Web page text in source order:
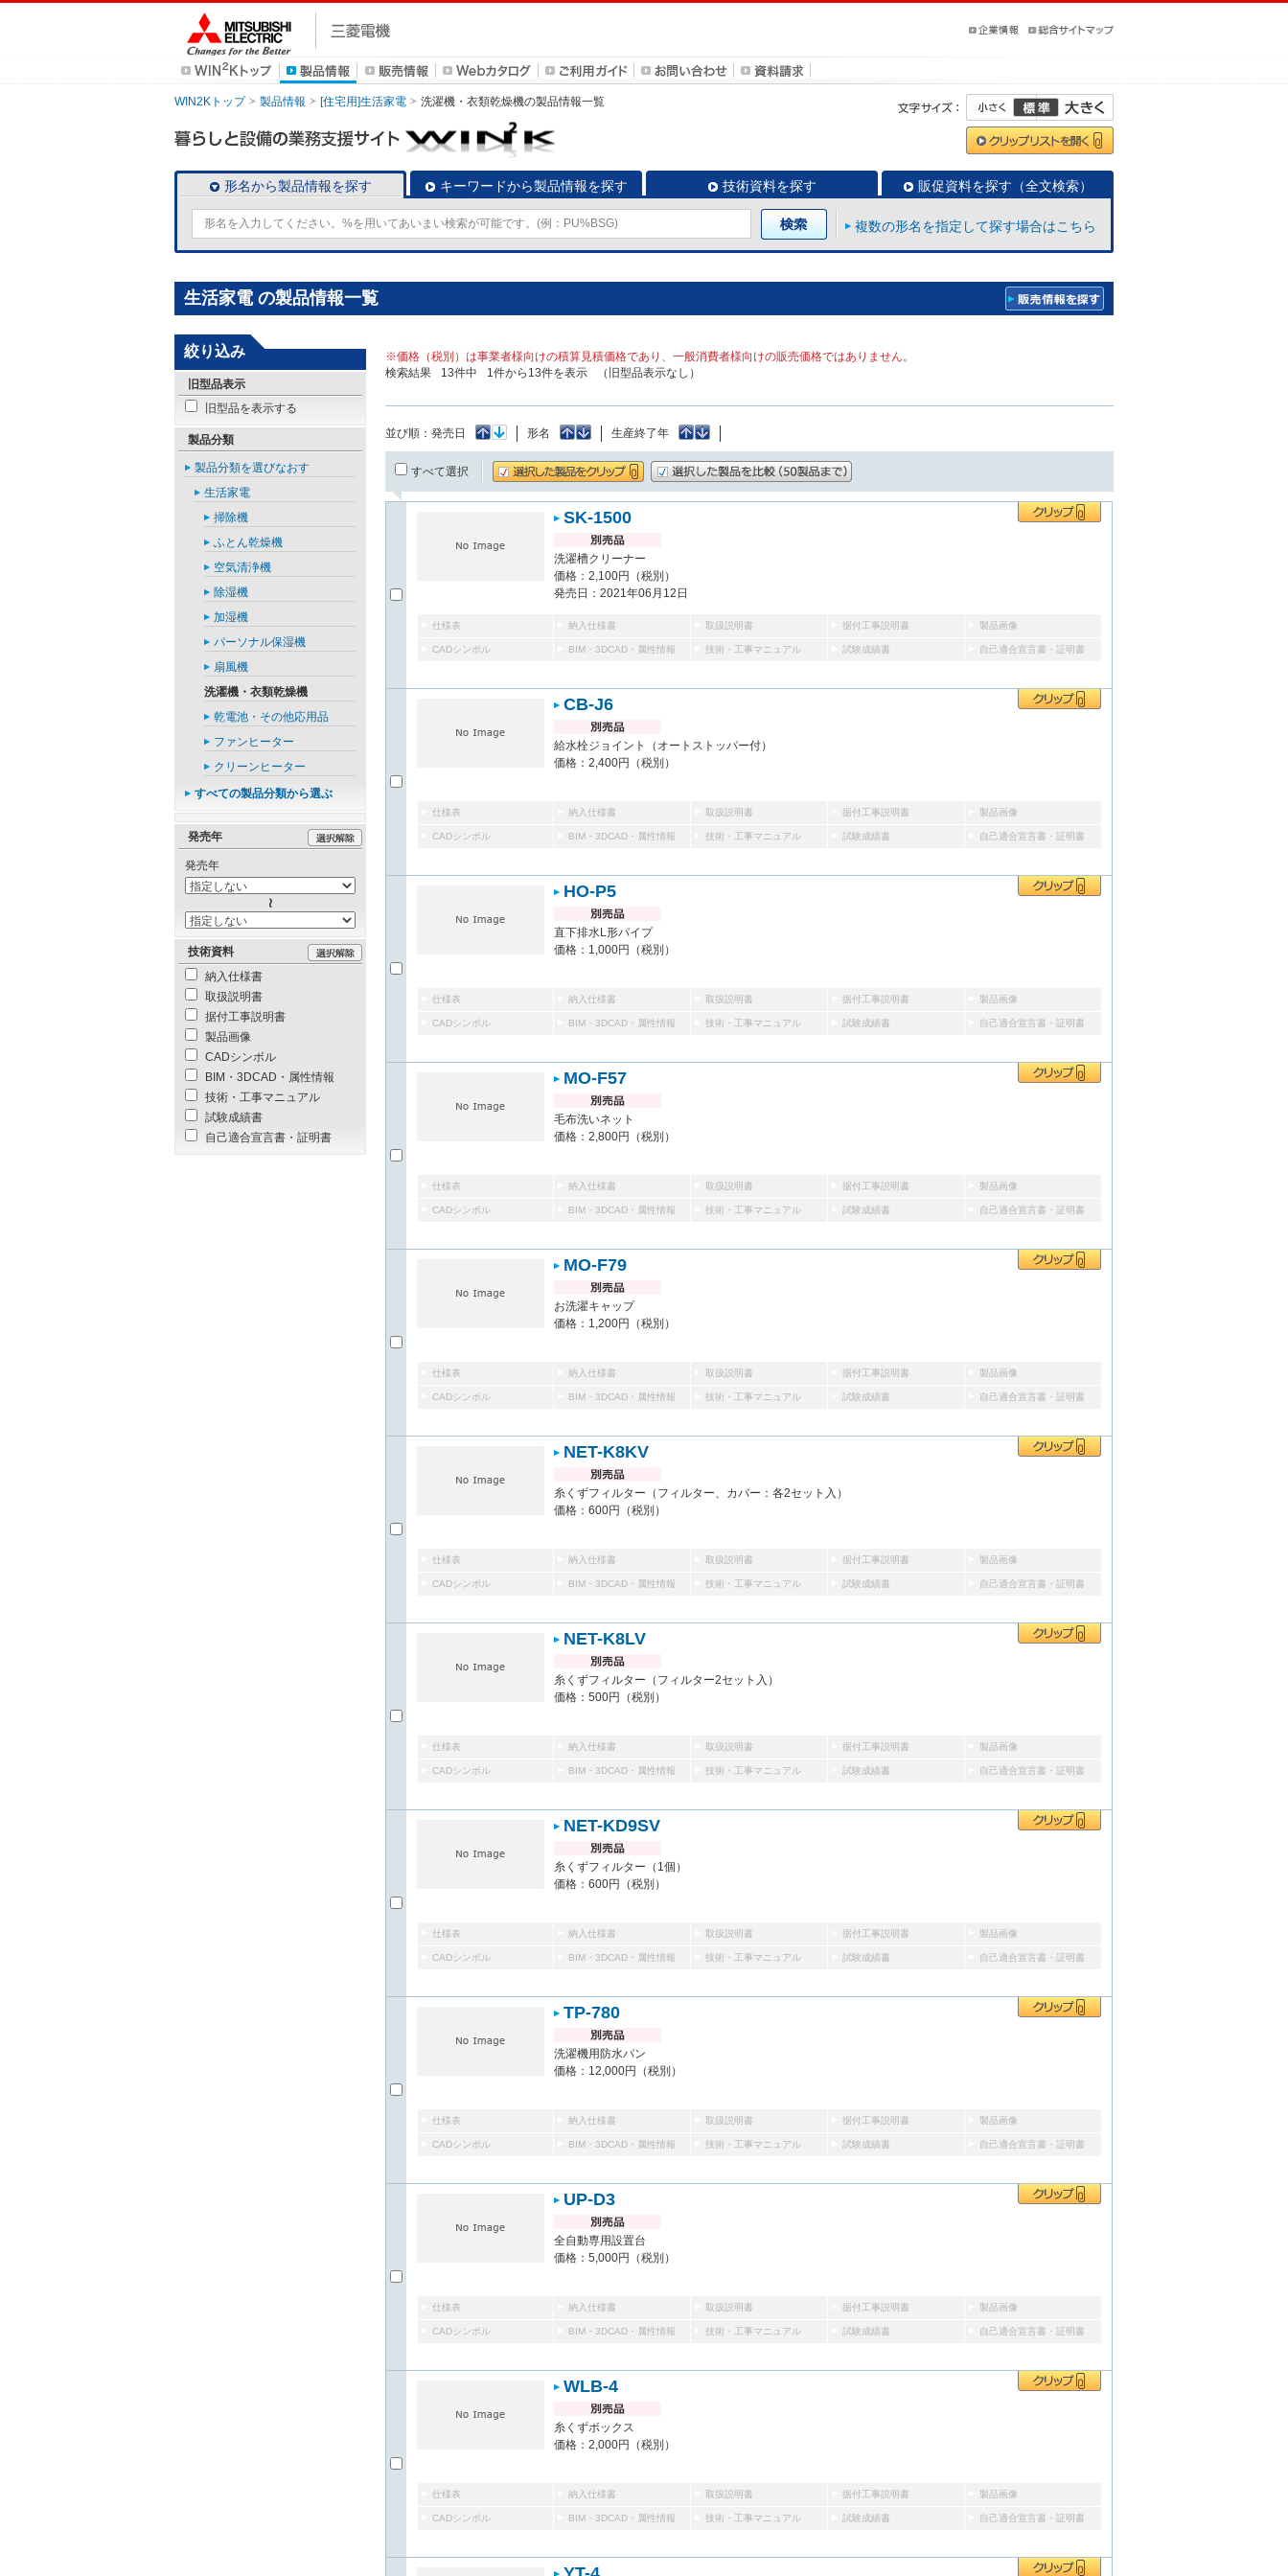
WIN2Kトップ 製品情報 [住宅用]生活家電 洗濯機・衣類乾燥機の製品情報一覧
形名から製品情報を探す キーワードから製品情報を探す 技術資料を探す 販促資料を探す（全文検索）
複数の形名を指定して探す場合はこちら
生活家電 の製品情報一覧
※価格（税別）は事業者様向けの積算見積価格であり、一般消費者様向けの販売価格ではありません。
検索結果
13件中 1件から 13件を表示 （旧型品表示なし）
並び順： 発売日 形名 生産終了年
すべて選択
SK-1500
洗濯槽クリーナー
価格：2,100円（税別）
発売日：2021年06月12日
仕様表 納入仕様書 取扱説明書 据付工事説明書 製品画像
CADシンボル BIM・3DCAD・属性情報 技術・工事マニュアル 試験成績書 自己適合宣言書・証明書
CB-J6
給水栓ジョイント（オートストッパー付）
価格：2,400円（税別）
仕様表 納入仕様書 取扱説明書 据付工事説明書 製品画像
CADシンボル BIM・3DCAD・属性情報 技術・工事マニュアル 試験成績書 自己適合宣言書・証明書
HO-P5
直下排水L形パイプ
価格：1,000円（税別）
仕様表 納入仕様書 取扱説明書 据付工事説明書 製品画像
CADシンボル BIM・3DCAD・属性情報 技術・工事マニュアル 試験成績書 自己適合宣言書・証明書
MO-F57
毛布洗いネット
価格：2,800円（税別）
仕様表 納入仕様書 取扱説明書 据付工事説明書 製品画像
CADシンボル BIM・3DCAD・属性情報 技術・工事マニュアル 試験成績書 自己適合宣言書・証明書
MO-F79
お洗濯キャップ
価格：1,200円（税別）
仕様表 納入仕様書 取扱説明書 据付工事説明書 製品画像
CADシンボル BIM・3DCAD・属性情報 技術・工事マニュアル 試験成績書 自己適合宣言書・証明書
NET-K8KV
糸くずフィルター（フィルター、カバー：各2セット入）
価格：600円（税別）
仕様表 納入仕様書 取扱説明書 据付工事説明書 製品画像
CADシンボル BIM・3DCAD・属性情報 技術・工事マニュアル 試験成績書 自己適合宣言書・証明書
NET-K8LV
糸くずフィルター（フィルター2セット入）
価格：500円（税別）
仕様表 納入仕様書 取扱説明書 据付工事説明書 製品画像
CADシンボル BIM・3DCAD・属性情報 技術・工事マニュアル 試験成績書 自己適合宣言書・証明書
NET-KD9SV
糸くずフィルター（1個）
価格：600円（税別）
仕様表 納入仕様書 取扱説明書 据付工事説明書 製品画像
CADシンボル BIM・3DCAD・属性情報 技術・工事マニュアル 試験成績書 自己適合宣言書・証明書
TP-780
洗濯機用防水パン
価格：12,000円（税別）
仕様表 納入仕様書 取扱説明書 据付工事説明書 製品画像
CADシンボル BIM・3DCAD・属性情報 技術・工事マニュアル 試験成績書 自己適合宣言書・証明書
UP-D3
全自動専用設置台
価格：5,000円（税別）
仕様表 納入仕様書 取扱説明書 据付工事説明書 製品画像
CADシンボル BIM・3DCAD・属性情報 技術・工事マニュアル 試験成績書 自己適合宣言書・証明書
WLB-4
糸くずボックス
価格：2,000円（税別）
仕様表 納入仕様書 取扱説明書 据付工事説明書 製品画像
CADシンボル BIM・3DCAD・属性情報 技術・工事マニュアル 試験成績書 自己適合宣言書・証明書
絞り込み
旧型品表示
旧型品を表示する
製品分類
製品分類を選びなおす
生活家電
掃除機
ふとん乾燥機
空気清浄機
除湿機
加湿機
パーソナル保湿機
扇風機
洗濯機・衣類乾燥機
乾電池・その他応用品
ファンヒーター
クリーンヒーター
すべての製品分類から選ぶ
発売年
発売年
技術資料
納入仕様書
取扱説明書
据付工事説明書
製品画像
CADシンボル
BIM・3DCAD・属性情報
技術・工事マニュアル
試験成績書
自己適合宣言書・証明書